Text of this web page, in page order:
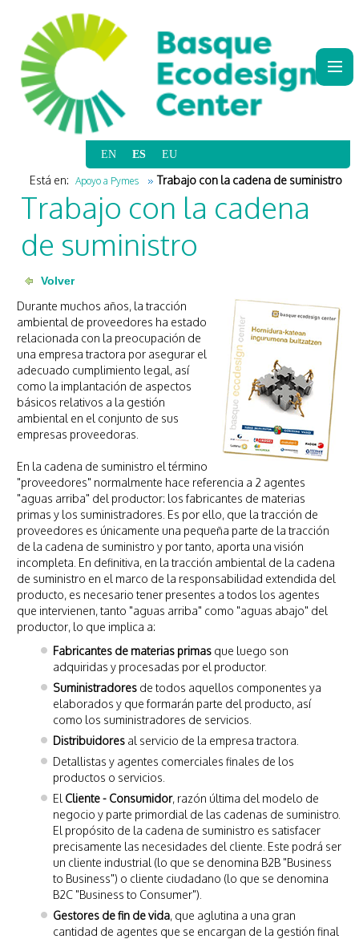
Está en: Apoyo a Pymes Trabajo con la cadena de suministro
Trabajo con la cadena
de suministro
Durante muchos años, la tracción
ambiental de proveedores ha estado
relacionada con la preocupación de
una empresa tractora por asegurar el
adecuado cumplimiento legal, así
como la implantación de aspectos
básicos relativos a la gestión
ambiental en el conjunto de sus
empresas proveedoras.
En la cadena de suministro el término
"proveedores" normalmente hace referencia a 2 agentes
"aguas arriba" del productor: los fabricantes de materias
primas y los suministradores. Es por ello, que la tracción de
proveedores es únicamente una pequeña parte de la tracción
de la cadena de suministro y por tanto, aporta una visión
incompleta. En definitiva, en la tracción ambiental de la cadena
de suministro en el marco de la responsabilidad extendida del
producto, es necesario tener presentes a todos los agentes
que intervienen, tanto "aguas arriba" como "aguas abajo" del
productor, lo que implica a:
Fabricantes de materias primas que luego son
adquiridas y procesadas por el productor.
Suministradores de todos aquellos componentes ya
elaborados y que formarán parte del producto, así
como los suministradores de servicios.
Distribuidores al servicio de la empresa tractora.
Detallistas y agentes comerciales finales de los
productos o servicios.
El Cliente - Consumidor, razón última del modelo de
negocio y parte primordial de las cadenas de suministro.
El propósito de la cadena de suministro es satisfacer
precisamente las necesidades del cliente. Este podrá ser
un cliente industrial (lo que se denomina B2B "Business
to Business") o cliente ciudadano (lo que se denomina
B2C "Business to Consumer").
Gestores de fin de vida, que aglutina a una gran
cantidad de agentes que se encargan de la gestión final